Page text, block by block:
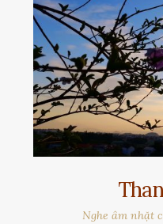
Nghe âm nhặt